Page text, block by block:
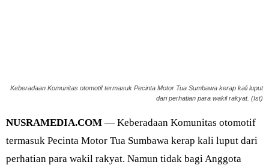
Keberadaan Komunitas otomotif termasuk Pecinta Motor Tua Sumbawa kerap kali luput
dari perhatian para wakil rakyat. (Ist)
NUSRAMEDIA.COM — Keberadaan Komunitas otomotif
termasuk Pecinta Motor Tua Sumbawa kerap kali luput dari
perhatian para wakil rakyat. Namun tidak bagi Anggota